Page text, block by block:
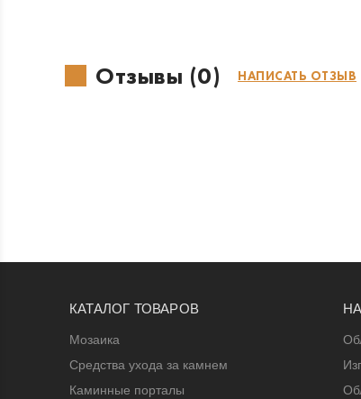
Отзывы (0) НАПИСАТЬ ОТЗЫВ
КАТАЛОГ ТОВАРОВ
Мозаика
Средства ухода за камнем
Каминные порталы